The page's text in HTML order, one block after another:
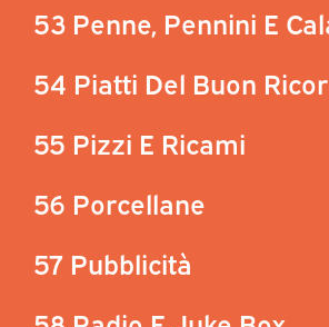
53 Penne, Pennini E
54 Piatti Del Buon
55 Pizzi E Ricami
56 Porcellane
57 Pubblicità